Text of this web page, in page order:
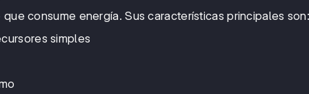
consume energía. Sus características principales son:
simples